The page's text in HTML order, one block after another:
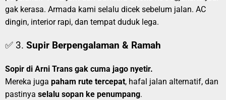
gak kerasa. Armada kami selalu dicek sebelum jalan. AC
dingin, interior rapi, dan tempat duduk lega.
✅ 3. Supir Berpengalaman & Ramah
Sopir di Arni Trans gak cuma jago nyetir.
Mereka juga paham rute tercepat, hafal jalan alternatif, dan
pastinya selalu sopan ke penumpang.